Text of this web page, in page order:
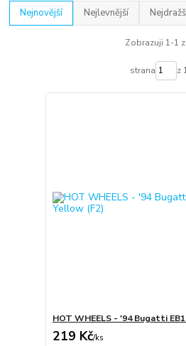
Nejnovější Nejlevnější
Zobrazuji 1-1
strana z
HOT WHEELS - '94 Bugatti
219 Kč/ks